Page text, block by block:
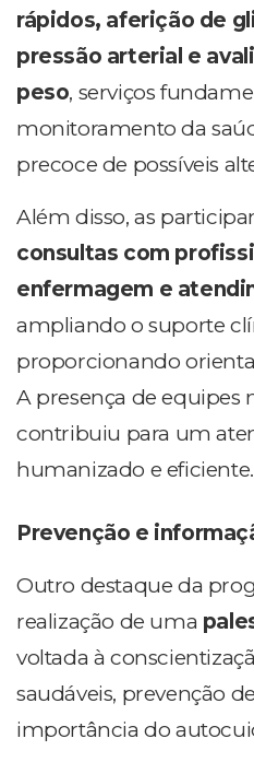
rápidos, aferição de
pressão arterial e
peso, serviços
monitoramento da
precoce de possíveis
Além disso, as
consultas com
enfermagem e
ampliando o suporte
proporcionando
A presença de equipes
contribuiu para um
humanizado e eficiente.
Prevenção e
Outro destaque da
realização de uma
voltada à
saudáveis, prevenção
importância do